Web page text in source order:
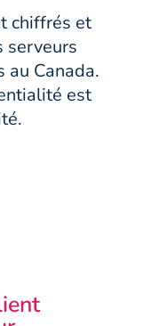
chiffrés et
serveurs
au Canada.
est